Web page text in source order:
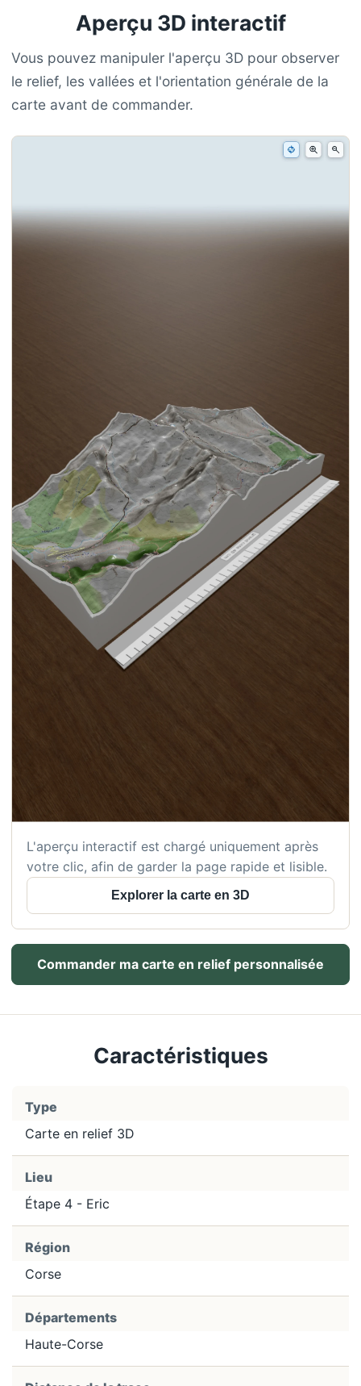
Aperçu 3D interactif
Vous pouvez manipuler l'aperçu 3D pour observer
le relief, les vallées et l'orientation générale de la
carte avant de commander.
L'aperçu interactif est chargé uniquement après
votre clic, afin de garder la page rapide et lisible.
Explorer la carte en 3D
Commander ma carte en relief personnalisée
Caractéristiques
Type
Carte en relief 3D
Lieu
Étape 4 - Eric
Région
Corse
Départements
Haute-Corse